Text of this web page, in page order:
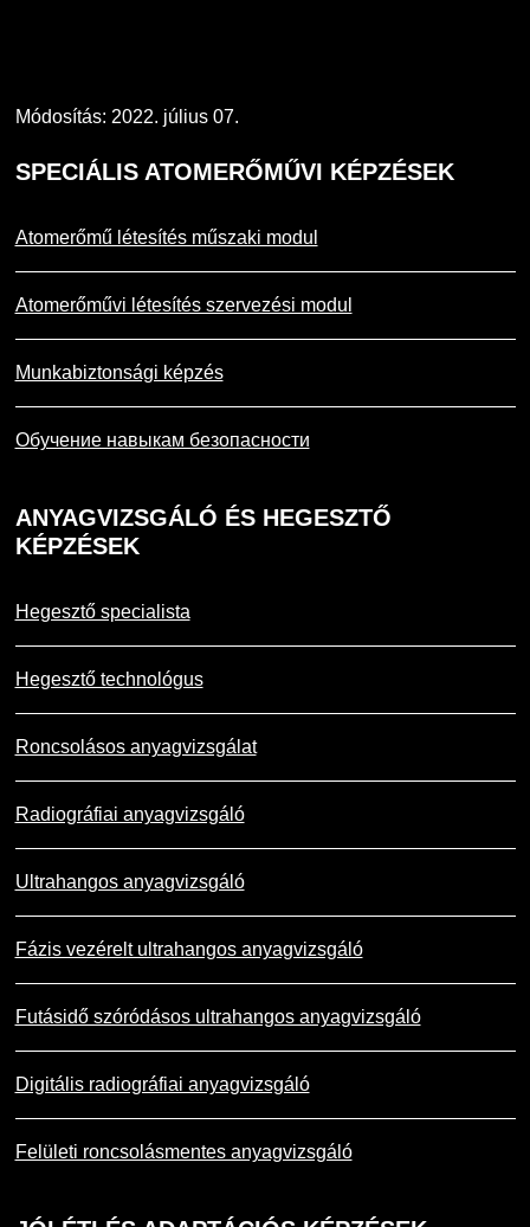
Módosítás: 2022. július 07.
SPECIÁLISATOMERŐMŰVI KÉPZÉSEK
Atomerőmű létesítés műszaki modul
Atomerőművi létesítés szervezési modul
Munkabiztonsági képzés
Обучение навыкам безопасности
ANYAGVIZSGÁLÓ ÉS HEGESZTŐ
KÉPZÉSEK
Hegesztő specialista
Hegesztő technológus
Roncsolásos anyagvizsgálat
Radiográfiai anyagvizsgáló
Ultrahangos anyagvizsgáló
Fázis vezérelt ultrahangos anyagvizsgáló
Futásidő szóródásos ultrahangos anyagvizsgáló
Digitális radiográfiai anyagvizsgáló
Felületi roncsolásmentes anyagvizsgáló